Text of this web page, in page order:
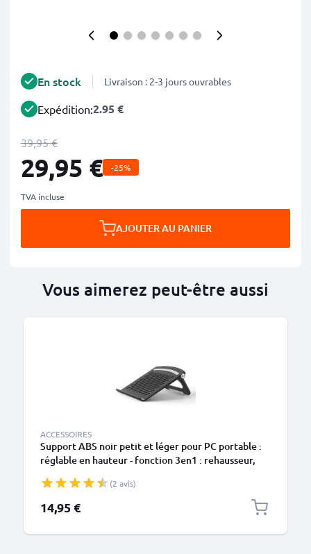
En stock Livraison : 2-3 jours ouvrables
Expédition:2.95 €
39,95 €
29,95 € -25%
TVA incluse
AJOUTER AU PANIER
Vous aimerez peut-être aussi
ACCESSOIRES
Support ABS noir petit et léger pour PC portable :
réglable en hauteur - fonction 3en1 : rehausseur,
(2 avis)
14,95 €